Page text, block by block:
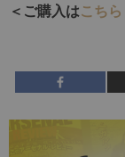
＜ご購入はこちら